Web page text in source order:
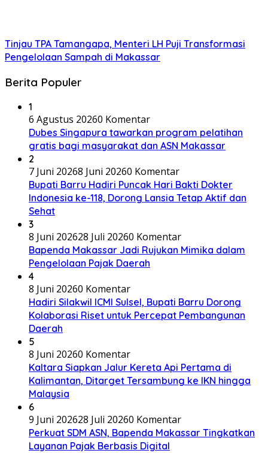
Tinjau TPA Tamangapa, Menteri LH Puji Transformasi
Pengelolaan Sampah di Makassar
Berita Populer
1
6 Agustus 20260 Komentar
Dubes Singapura tawarkan program pelatihan
gratis bagi masyarakat dan ASN Makassar
2
7 Juni 20268 Juni 20260 Komentar
Bupati Barru Hadiri Puncak Hari Bakti Dokter
Indonesia ke-118, Dorong Lansia Tetap Aktif dan
Sehat
3
8 Juni 202628 Juli 20260 Komentar
Bapenda Makassar Jadi Rujukan Mimika dalam
Pengelolaan Pajak Daerah
4
8 Juni 20260 Komentar
Hadiri Silakwil ICMI Sulsel, Bupati Barru Dorong
Kolaborasi Riset untuk Percepat Pembangunan
Daerah
5
8 Juni 20260 Komentar
Kaltara Siapkan Jalur Kereta Api Pertama di
Kalimantan, Ditarget Tersambung ke IKN hingga
Malaysia
6
9 Juni 202628 Juli 20260 Komentar
Perkuat SDM ASN, Bapenda Makassar Tingkatkan
Layanan Pajak Berbasis Digital